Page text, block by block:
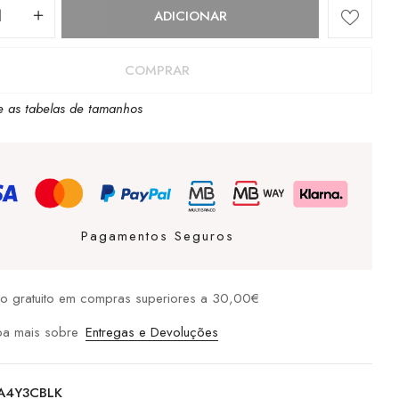
ADICIONAR
COMPRAR
as tabelas de tamanhos
Pagamentos Seguros
gratuito em compras superiores a 30,00€
mais sobre Entregas e Devoluções